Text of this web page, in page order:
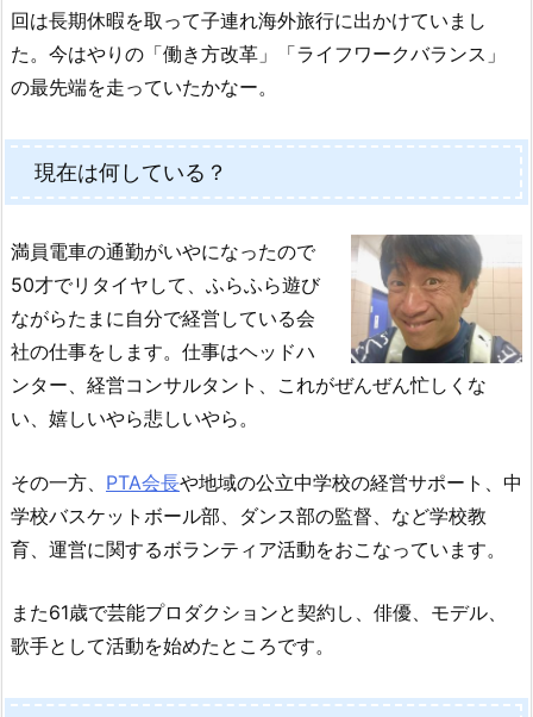
回は長期休暇を取って子連れ海外旅行に出かけていまし
た。今はやりの「働き方改革」「ライフワークバランス」
の最先端を走っていたかなー。
現在は何している？
満員電車の通勤がいやになったので
50才でリタイヤして、ふらふら遊び
ながらたまに自分で経営している会
社の仕事をします。仕事はヘッドハ
ンター、経営コンサルタント、これがぜんぜん忙しくな
い、嬉しいやら悲しいやら。
その一方、 PTA会長や地域の公立中学校の経営サポート、中
学校バスケットボール部、ダンス部の監督、など学校教
育、運営に関するボランティア活動をおこなっています。
また61歳で芸能プロダクションと契約し、俳優、モデル、
歌手として活動を始めたところです。